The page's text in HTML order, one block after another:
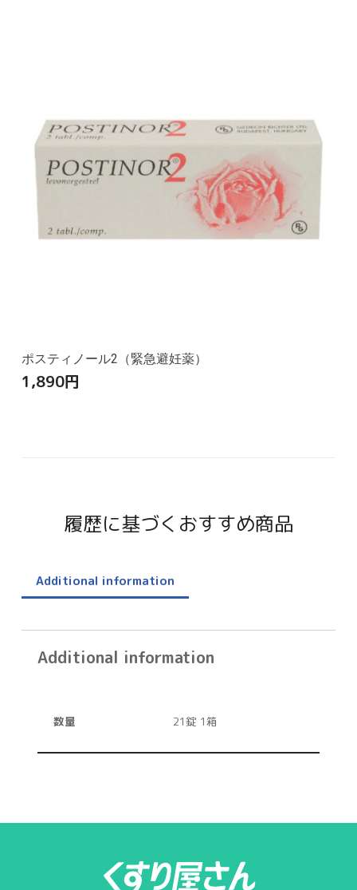
ポスティノール2（緊急避妊薬）
1,890円
履歴に基づくおすすめ商品
Additional information
Additional information
数量 21錠 1箱